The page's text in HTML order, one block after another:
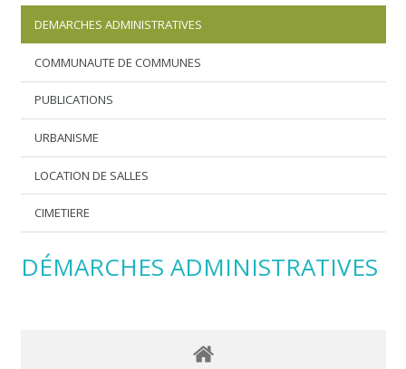
DEMARCHES ADMINISTRATIVES
COMMUNAUTE DE COMMUNES
PUBLICATIONS
URBANISME
LOCATION DE SALLES
CIMETIERE
DÉMARCHES ADMINISTRATIVES